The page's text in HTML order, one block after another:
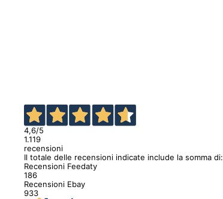
4,6/5
1.119
recensioni
Il totale delle recensioni indicate include la somma di:
Recensioni Feedaty
186
Recensioni Ebay
933